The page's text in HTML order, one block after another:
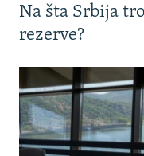
Na šta Srbija
rezerve?